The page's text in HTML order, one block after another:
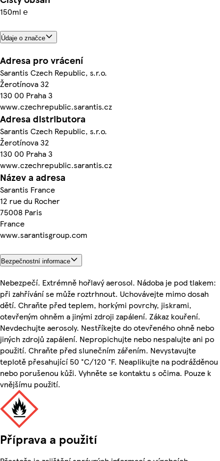
150ml ℮
Údaje o značce
Adresa pro vrácení
Sarantis Czech Republic, s.r.o.
Žerotínova 32
130 00 Praha 3
www.czechrepublic.sarantis.cz
Adresa distributora
Sarantis Czech Republic, s.r.o.
Žerotínova 32
130 00 Praha 3
www.czechrepublic.sarantis.cz
Název a adresa
Sarantis France
12 rue du Rocher
75008 Paris
France
www.sarantisgroup.com
Bezpečnostní informace
Nebezpečí. Extrémně hořlavý aerosol. Nádoba je pod tlakem:
při zahřívání se může roztrhnout. Uchovávejte mimo dosah
dětí. Chraňte před teplem, horkými povrchy, jiskrami,
otevřeným ohněm a jinými zdroji zapálení. Zákaz kouření.
Nevdechujte aerosoly. Nestříkejte do otevřeného ohně nebo
jiných zdrojů zapálení. Nepropichujte nebo nespalujte ani po
použití. Chraňte před slunečním zářením. Nevystavujte
teplotě přesahující 50 °C/120 °F. Neaplikujte na podrážděnou
nebo porušenou kůži. Vyhněte se kontaktu s očima. Pouze k
vnějšímu použití.
Příprava a použití